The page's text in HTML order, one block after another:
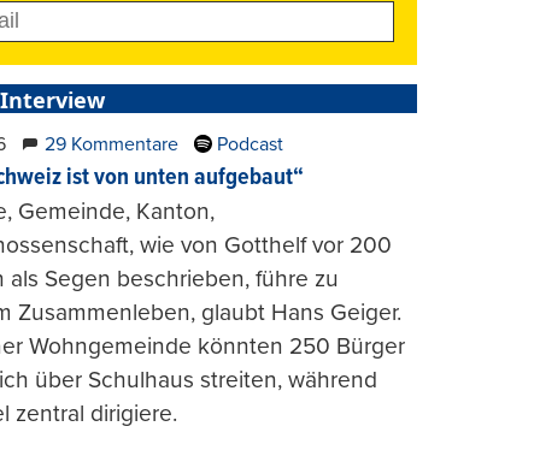
29 Kommentare Podcast
ist von unten aufgebaut“
Gemeinde, Kanton,
wie von Gotthelf vor 200
als Segen beschrieben, führe zu
Zusammenleben, glaubt Hans Geiger.
Wohngemeinde könnten 250 Bürger
über Schulhaus streiten, während
zentral dirigiere.